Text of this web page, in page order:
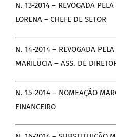
N. 13-2014 – REVOGADA
LORENA – CHEFE DE SETOR
N. 14-2014 – REVOGADA
MARILUCIA – ASS. DE
N. 15-2014 – NOMEAÇÃO
FINANCEIRO